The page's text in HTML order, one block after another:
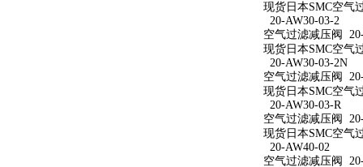
现货日本SMC空气
20-AW30-03-2
空气过滤减压阀
现货日本SMC空气
20-AW30-03-2N
空气过滤减压阀
现货日本SMC空气
20-AW30-03-R
空气过滤减压阀
现货日本SMC空气
20-AW40-02
空气过滤减压阀